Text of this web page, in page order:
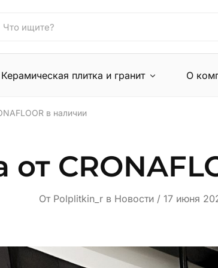
Керамическая плитка и гранит О
в наличии
От Polplitkin_r в Новости 17 июня